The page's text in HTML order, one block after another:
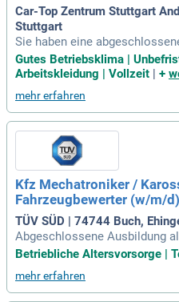
Car-Top Zentrum Stuttgart
Stuttgart
Sie haben eine
und Fahrzeugbaumechaniker
e Qualifikation und
serfahrung in der
Gutes Betriebsklima |
Arbeitskleidung | Vollzeit
+
mehr erfahren
Kfz Mechatroniker /
Fahrzeugbewerter (w/m/d)
TÜV SÜD | 74744 Buch,
Abgeschlossene Ausbildung
Mechaniker*in,
rufserfahrung im Kfz-Bereich;
svermögen; Schnelles
ds von Gebrauchtfahrzeugen
Betriebliche Altersvorsorge |
mehr erfahren